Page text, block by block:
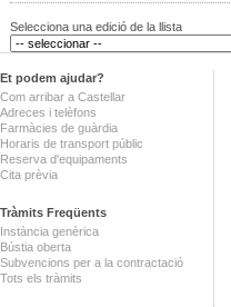
Selecciona una edició de la llista
Et podem ajudar?
Com arribar a Castellar
Adreces i telèfons
Farmàcies de guàrdia
Horaris de transport públic
Reserva d'equipaments
Cita prèvia
Tràmits Freqüents
Instància genèrica
Bústia oberta
Subvencions per a la contractació
Tots els tràmits